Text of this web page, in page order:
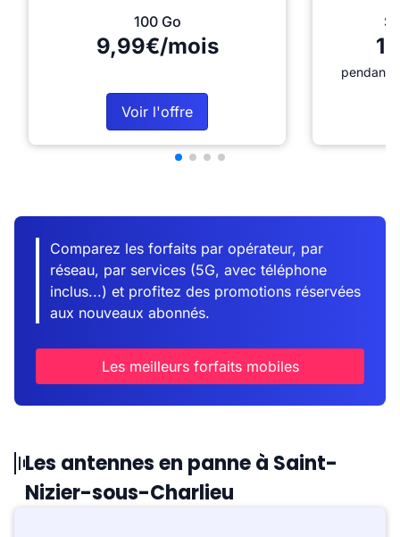
100 Go
9,99€/mois
Voir l'offre
pendant
Comparez les forfaits par opérateur, par
réseau, par services (5G, avec téléphone
inclus...) et profitez des promotions réservées
aux nouveaux abonnés.
Les meilleurs forfaits mobiles
Les antennes en panne à Saint-
Nizier-sous-Charlieu